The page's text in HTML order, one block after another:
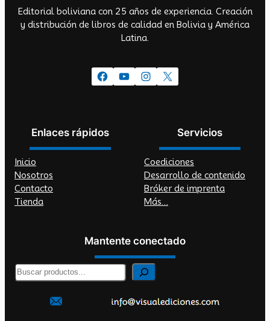
Editorial boliviana con 25 años de experiencia. Creación
y distribución de libros de calidad en Bolivia y América
Latina.
Facebook YouTube Instagram X
Enlaces rápidos
Inicio
Nosotros
Contacto
Tienda
Servicios
Coediciones
Desarrollo de contenido
Bróker de imprenta
Más…
Mantente conectado
B